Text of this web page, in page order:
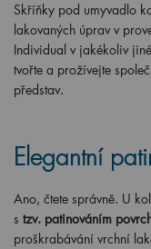
Skříňky pod umyvadlo
lakovaných úprav v
Individual v jakékoliv jiné
tvořte a prožívejte
představ.
Elegantní
Ano, čtete správně. U
s tzv. patinováním
proškrabávání vrchní